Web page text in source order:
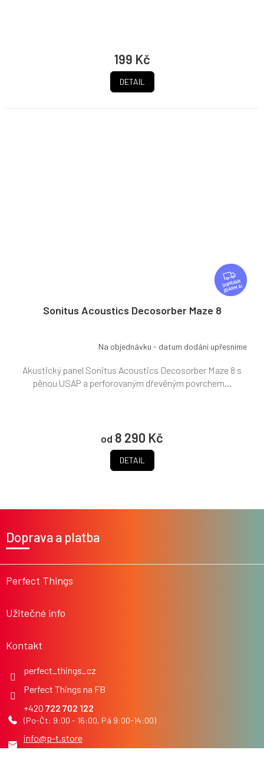
199 Kč
DETAIL
Z
D
A
ZDARMA
Sonitus Acoustics Decosorber Maze 8
Na objednávku - datum dodání upřesníme
od 8 290 Kč
DETAIL
Akustický panel Sonitus Acoustics Decosorber Maze 8 s
pěnou USAP a perforovaným dřevěným povrchem...
t
Perfect Things
Užitečné info
Kontakt
info@p-t.store
722 702 122
Perfect Things na FB
perfect_things_cz
Doprava a platba